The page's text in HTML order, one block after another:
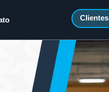
Clientes